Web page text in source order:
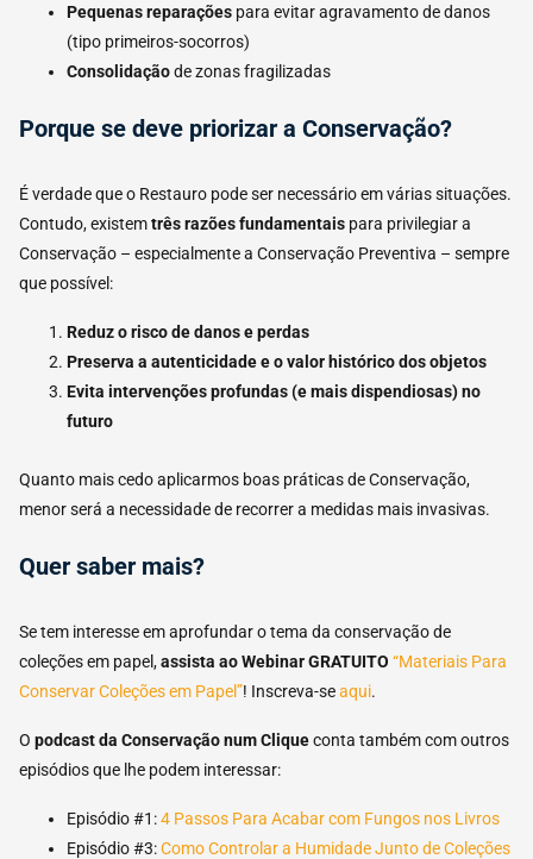
Pequenas reparações para evitar agravamento de danos
(tipo primeiros-socorros)
Consolidaçãode zonas fragilizadas
Porque se deve priorizar a Conservação?
É verdade que o Restauro pode ser necessário em várias situações.
Contudo, existemtrês razões fundamentais para privilegiar a
Conservação – especialmente a Conservação Preventiva – sempre
que possível:
Reduz o risco de danos e perdas
Preserva a autenticidade e o valor histórico dos objetos
Evita intervenções profundas (e mais dispendiosas) no
futuro
Quanto mais cedo aplicarmos boas práticas de Conservação,
menor será a necessidade de recorrer a medidas mais invasivas.
Quer saber mais?
Se tem interesse em aprofundar o tema da conservação de
coleções em papel,assista aoWebinar GRATUITO “Materiais Para
Conservar Coleções em Papel”! Inscreva-seaqui.
O podcast da Conservação num Cliqueconta também com outros
episódios que lhe podem interessar:
Episódio #1:4 Passos Para Acabar com Fungos nos Livros
Episódio #3:Como Controlar a Humidade Junto de Coleções